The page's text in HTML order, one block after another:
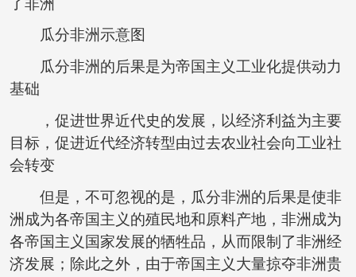
瓜分非洲示意图
瓜分非洲的后果是为帝国主义工业化提供动力
基础
，促进世界近代史的发展，以经济利益为主要
目标，促进近代经济转型由过去农业社会向工业社
会转变
但是，不可忽视的是，瓜分非洲的后果是使非
洲成为各帝国主义的殖民地和原料产地，非洲成为
各帝国主义国家发展的牺牲品，从而限制了非洲经
济发展；除此之外，由于帝国主义大量掠夺非洲贵